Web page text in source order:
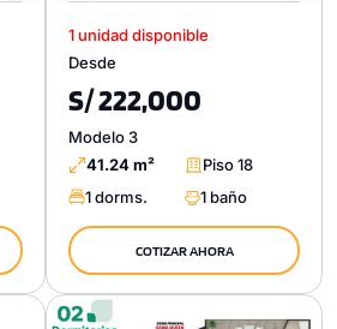
1 unidad disponible
Desde
S/ 222,000
Modelo 3
41.24 m²
Piso 18
1 dorms.
1 baño
COTIZAR AHORA